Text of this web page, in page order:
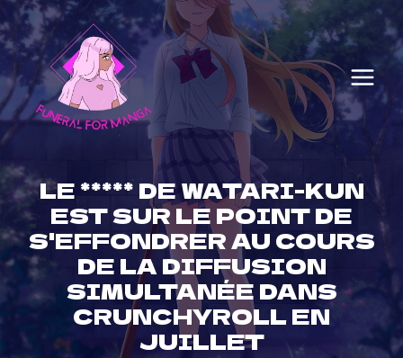
Skip
to
content
LE ***** DE WATARI-KUN
EST SUR LE POINT DE
S'EFFONDRER AU COURS
DE LA DIFFUSION
SIMULTANÉE DANS
CRUNCHYROLL EN
JUILLET